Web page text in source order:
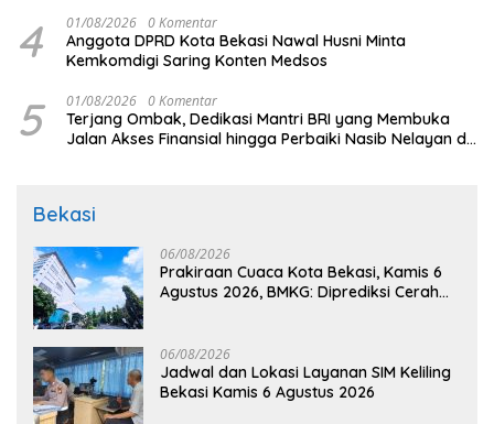
4 01/08/2026 0 Komentar
Anggota DPRD Kota Bekasi Nawal Husni Minta
Kemkomdigi Saring Konten Medsos
5 01/08/2026 0 Komentar
Terjang Ombak, Dedikasi Mantri BRI yang Membuka
Jalan Akses Finansial hingga Perbaiki Nasib Nelayan di
Bekasi
06/08/2026
Prakiraan Cuaca Kota Bekasi, Kamis 6
Agustus 2026, BMKG: Diprediksi Cerah
06/08/2026
Jadwal dan Lokasi Layanan SIM Keliling
Bekasi Kamis 6 Agustus 2026